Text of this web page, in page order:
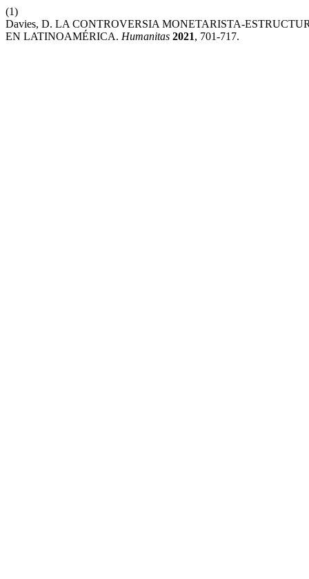
(1)
Davies, D. LA CONTROVERSIA MONETARISTA-
EN LATINOAMÉRICA. Humanitas 2021, 701-717.